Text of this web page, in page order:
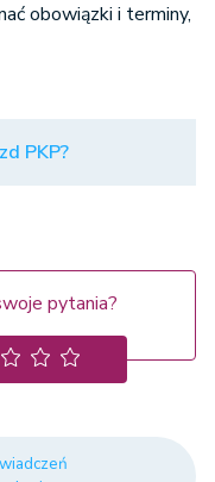
obowiązki i terminy,
PKP?
pytania?